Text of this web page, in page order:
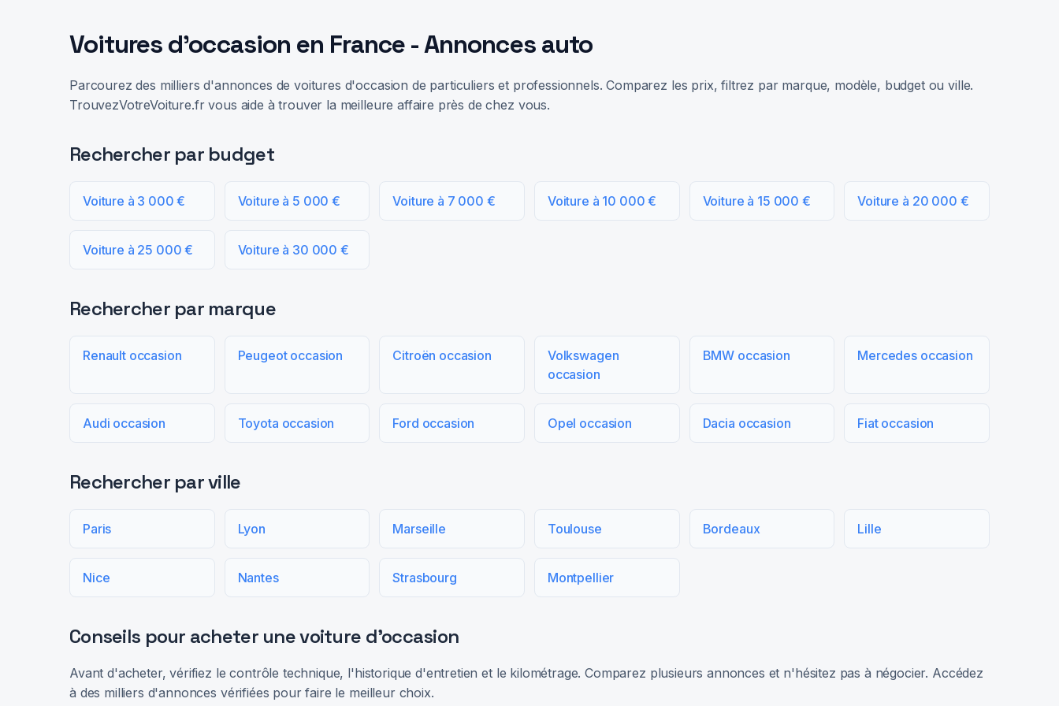
Voitures d'occasion en France - Annonces auto
Parcourez des milliers d'annonces de voitures d'occasion de particuliers et professionnels. Comparez les prix, filtrez par marque, modèle, budget ou ville.
TrouvezVotreVoiture.fr vous aide à trouver la meilleure affaire près de chez vous.
Rechercher par budget
Voiture à 3 000 € Voiture à 5 000 € Voiture à 7 000 € Voiture à 10 000 € Voiture à 15 000 € Voiture à 20 000 €
Voiture à 25 000 € Voiture à 30 000 €
Rechercher par marque
Renault occasion Peugeot occasion Citroën occasion
Volkswagen
occasion
BMW occasion Mercedes occasion
Audi occasion Toyota occasion Ford occasion Opel occasion Dacia occasion Fiat occasion
Rechercher par ville
Paris Lyon Marseille Toulouse Bordeaux Lille
Nice Nantes Strasbourg Montpellier
Conseils pour acheter une voiture d'occasion
Avant d'acheter, vérifiez le contrôle technique, l'historique d'entretien et le kilométrage. Comparez plusieurs annonces et n'hésitez pas à négocier. Accédez
à des milliers d'annonces vérifiées pour faire le meilleur choix.